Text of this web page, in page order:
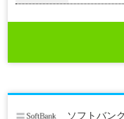
ソフトバン